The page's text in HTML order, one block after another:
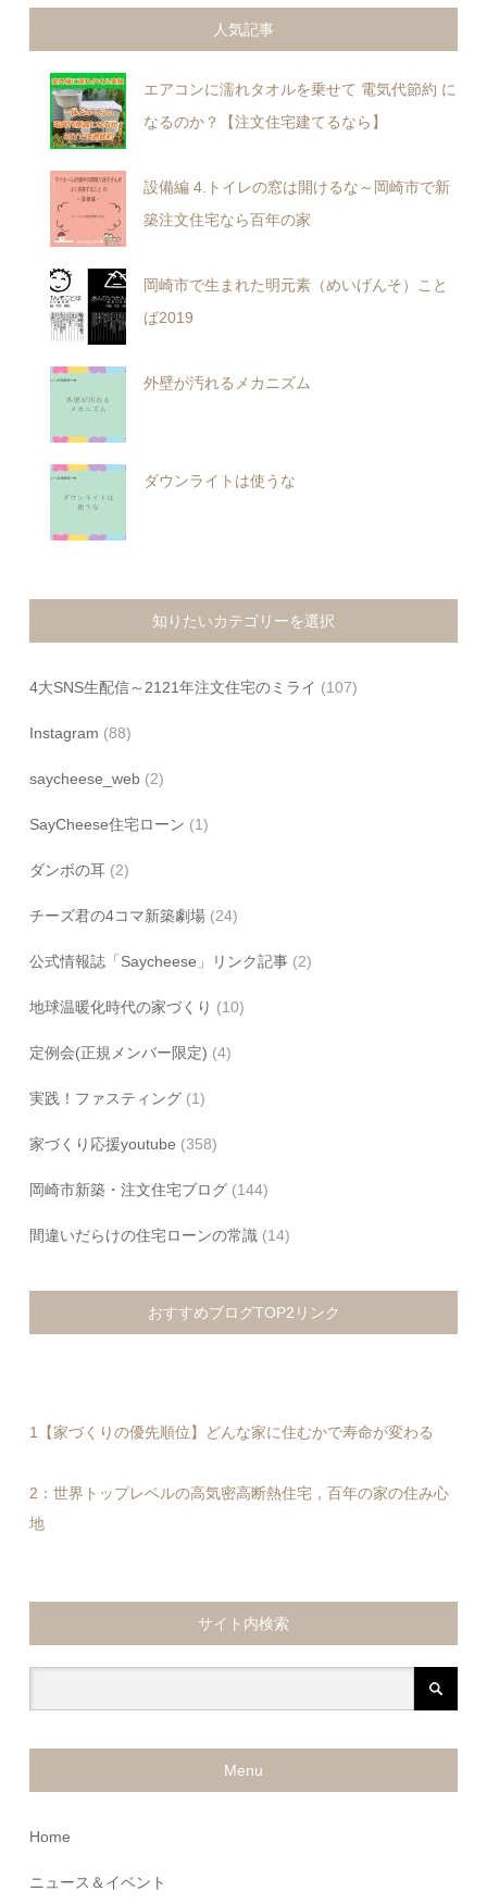
人気記事
エアコンに濡れタオルを乗せて 電気代節約 に
なるのか？【注文住宅建てるなら】
設備編 4.トイレの窓は開けるな～岡崎市で新
築注文住宅なら百年の家
岡崎市で生まれた明元素（めいげんそ）こと
ば2019
外壁が汚れるメカニズム
ダウンライトは使うな
知りたいカテゴリーを選択
4大SNS生配信～2121年注文住宅のミライ (107)
Instagram (88)
saycheese_web (2)
SayCheese住宅ローン (1)
ダンボの耳 (2)
チーズ君の4コマ新築劇場 (24)
公式情報誌「Saycheese」リンク記事 (2)
地球温暖化時代の家づくり (10)
定例会(正規メンバー限定) (4)
実践！ファスティング (1)
家づくり応援youtube (358)
岡崎市新築・注文住宅ブログ (144)
間違いだらけの住宅ローンの常識 (14)
おすすめブログTOP2リンク
1【家づくりの優先順位】どんな家に住むかで寿命が変わる
2：世界トップレベルの高気密高断熱住宅，百年の家の住み心
地
サイト内検索
Menu
Home
ニュース＆イベント